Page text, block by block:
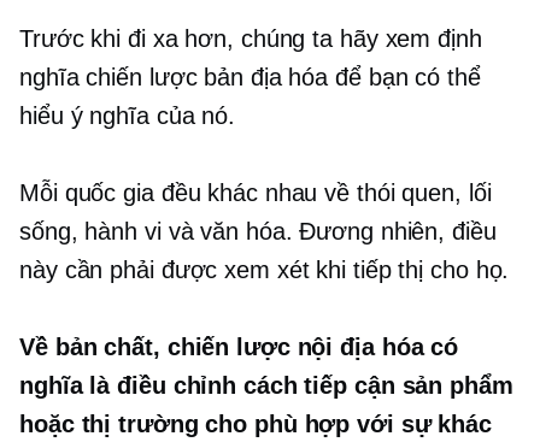
Trước khi đi xa hơn, chúng ta hãy xem định
nghĩa chiến lược bản địa hóa để bạn có thể
hiểu ý nghĩa của nó.
Mỗi quốc gia đều khác nhau về thói quen, lối
sống, hành vi và văn hóa. Đương nhiên, điều
này cần phải được xem xét khi tiếp thị cho họ.
Về bản chất, chiến lược nội địa hóa có
nghĩa là điều chỉnh cách tiếp cận sản phẩm
hoặc thị trường cho phù hợp với sự khác